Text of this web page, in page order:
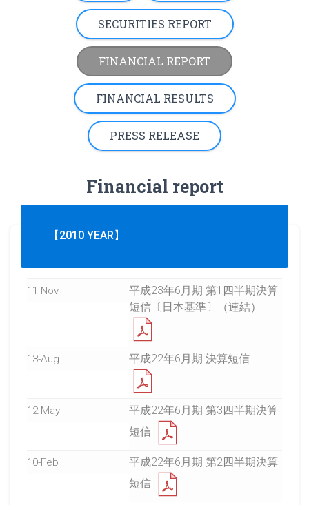
SECURITIES REPORT
FINANCIAL REPORT
FINANCIAL RESULTS
PRESS RELEASE
Financial report
【2010 YEAR】
11-Nov
平成23年6月期 第1四半期決算
短信〔日本基準〕（連結）
13-Aug 平成22年6月期 決算短信
12-May
平成22年6月期 第3四半期決算
短信
10-Feb
平成22年6月期 第2四半期決算
短信